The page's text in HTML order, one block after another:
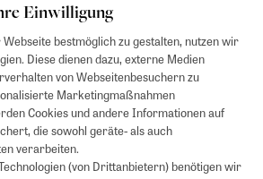
Einwilligung
bestmöglich zu gestalten, nutzen wir
Diese dienen dazu, externe Medien
von Webseitenbesuchern zu
Marketingmaßnahmen
Cookies und andere Informationen auf
die sowohl geräte- als auch
verarbeiten.
(von Drittanbietern) benötigen wir
50€. Nicht anwendbar auf Produkte, die der
ZEIT-Akademie, e-Books. Keine
Nicht mit weiteren Gutscheinen/Rabatten